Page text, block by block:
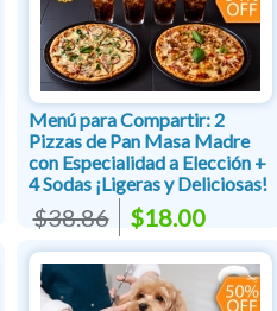
Menú para Compartir: 2
Pizzas de Pan Masa Madre
con Especialidad a Elección +
4 Sodas ¡Ligeras y Deliciosas!
$38.86 $18.00